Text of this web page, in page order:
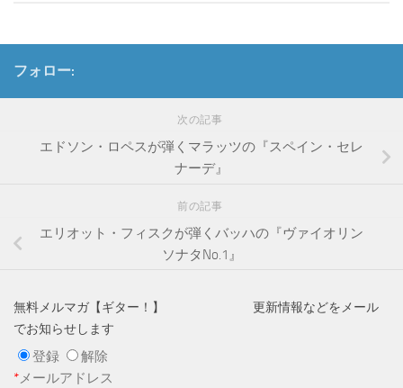
フォロー:
次の記事
エドソン・ロペスが弾くマラッツの『スペイン・セレ
ナーデ』
前の記事
エリオット・フィスクが弾くバッハの『ヴァイオリン
ソナタNo.1』
無料メルマガ【ギター！】 更新情報などをメール
でお知らせします
登録
解除
*メールアドレス